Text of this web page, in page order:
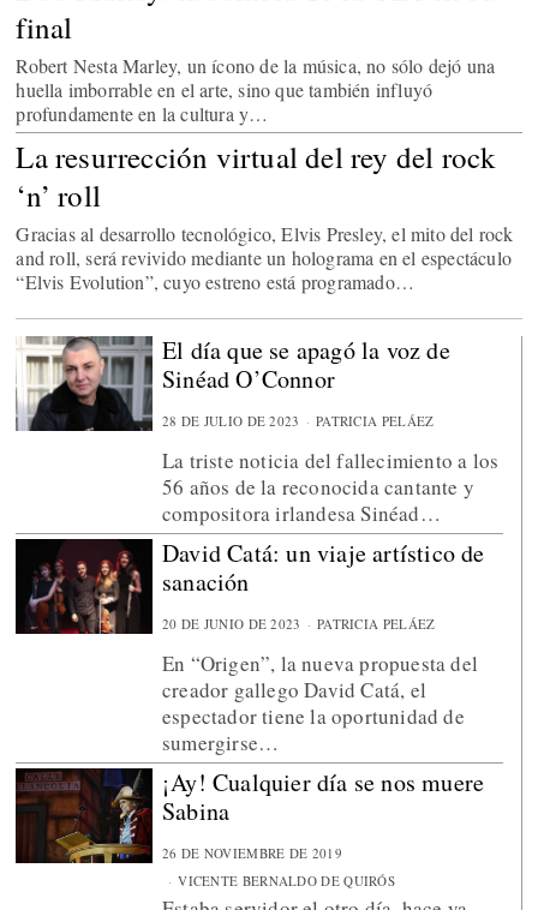
final
Robert Nesta Marley, un ícono de la música, no sólo dejó una
huella imborrable en el arte, sino que también influyó
profundamente en la cultura y…
La resurrección virtual del rey del rock
‘n’ roll
Gracias al desarrollo tecnológico, Elvis Presley, el mito del rock
and roll, será revivido mediante un holograma en el espectáculo
“Elvis Evolution”, cuyo estreno está programado…
El día que se apagó la voz de
Sinéad O’Connor
28 DE JULIO DE 2023 PATRICIA PELÁEZ
La triste noticia del fallecimiento a los
56 años de la reconocida cantante y
compositora irlandesa Sinéad…
David Catá: un viaje artístico de
sanación
20 DE JUNIO DE 2023 PATRICIA PELÁEZ
En “Origen”, la nueva propuesta del
creador gallego David Catá, el
espectador tiene la oportunidad de
sumergirse…
¡Ay! Cualquier día se nos muere
Sabina
26 DE NOVIEMBRE DE 2019
VICENTE BERNALDO DE QUIRÓS